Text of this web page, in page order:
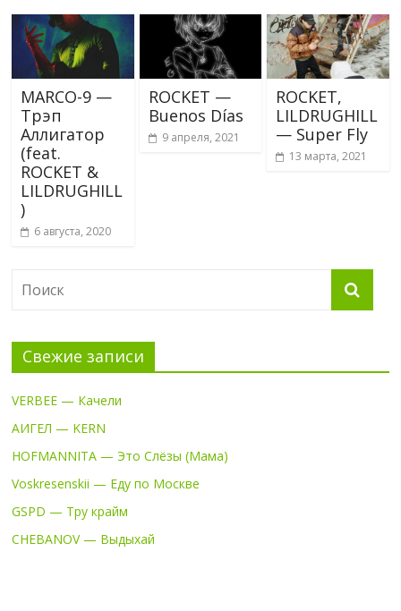
MARCO-9 —
Трэп
Аллигатор
(feat.
ROCKET &
LILDRUGHILL
)
6 августа, 2020
ROCKET —
Buenos Días
9 апреля, 2021
ROCKET,
LILDRUGHILL
— Super Fly
13 марта, 2021
Свежие записи
VERBEE — Качели
АИГЕЛ — KERN
HOFMANNITA — Это Слёзы (Мама)
Voskresenskii — Еду по Москве
GSPD — Тру крайм
CHEBANOV — Выдыхай